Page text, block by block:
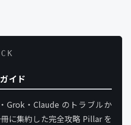
イド
Grok・Claude のトラブルか
に集約した完全攻略 Pillar を